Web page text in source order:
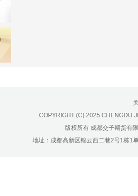
COPYRIGHT (C) 2025 CHENGDU
版权所有 成都交子期货有
地址：成都高新区锦云西二巷2号1栋1
，
，023-